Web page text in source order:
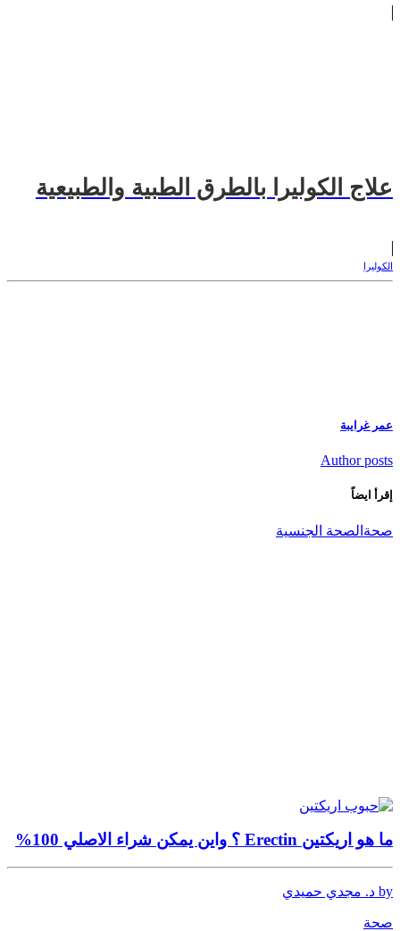
علاج الكوليرا بالطرق الطبية والطبيعية
الكوليرا
عمر غرايبة
Author posts
إقرأ ايضاً
صحة الصحة الجنسية
ما هو اريكتين Erectin ؟ واين يمكن شراء الاصلي 100%
by د. مجدي حميدي
صحة